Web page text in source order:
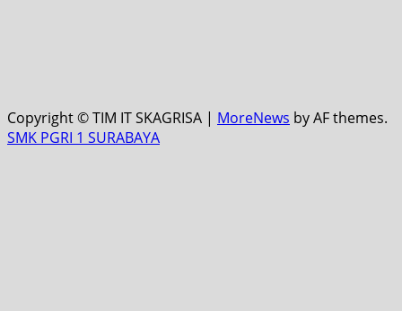
Copyright © TIM IT SKAGRISA | MoreNews by AF themes.
SMK PGRI 1 SURABAYA